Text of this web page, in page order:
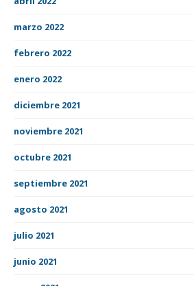
marzo 2022
febrero 2022
enero 2022
diciembre 2021
noviembre 2021
octubre 2021
septiembre 2021
agosto 2021
julio 2021
junio 2021